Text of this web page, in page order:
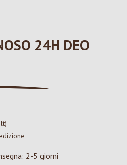
24H DEO
2-5 giorni